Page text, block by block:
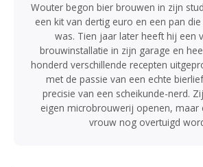
Wouter begon bier brouwen in zijn
een kit van dertig euro en een pan
was. Tien jaar later heeft hij een
brouwinstallatie in zijn garage en
honderd verschillende recepten
met de passie van een echte
precisie van een scheikunde-nerd.
eigen microbrouwerij openen, maar
vrouw nog overtuigd